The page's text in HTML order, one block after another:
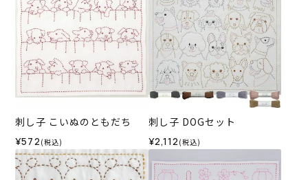
刺し子 こいぬのともだち
¥572 (税込)
刺し子 DOGセット
¥2,112 (税込)